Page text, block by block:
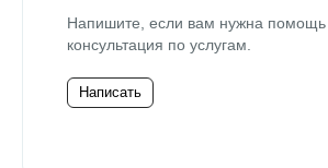
Напишите, если вам нужна помощь
консультация по услугам.
Написать